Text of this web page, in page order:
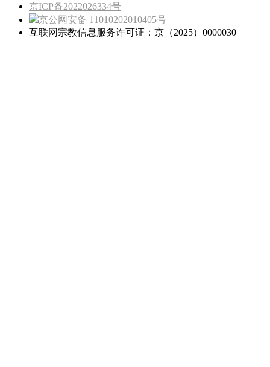
京ICP备2022026334号
京公网安备 11010202010405号
互联网宗教信息服务许可证：京（2025）0000030